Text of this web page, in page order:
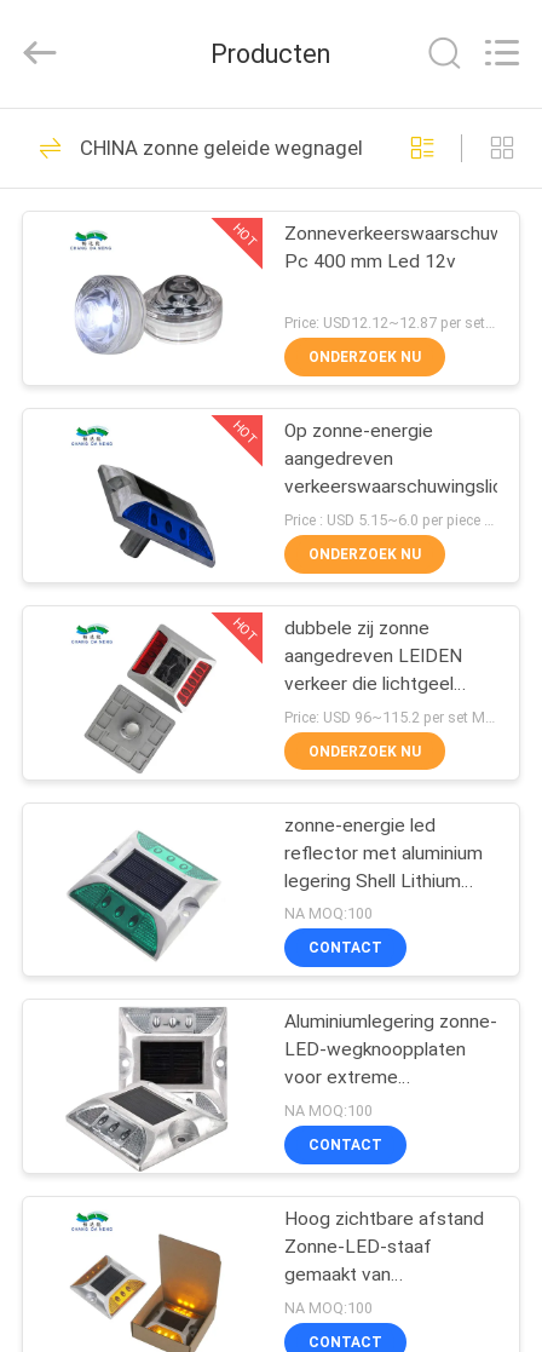
HUIS
PRODUCTEN
OVER
FABRIEKSRONDLEIDING
KWALITEITSCONTROLE
CONTACT
NIEUWS
GEVALLEN
OFFERTE
AANVRAGEN
ONLINE
SITEMAP
PRIVACYBELEID
Ltd..
Zonnewegnagels
336
zonne geleide
wegnagels
58
Zonnewegreflectoren
Zonnewegmaker
Solar Dock Light
209
Producten
CHINA zonne geleide wegnagels
HOT
Pc 400 mm Led 12v
Price: USD12.12~12.87 per set MOQ:100pcs
ONDERZOEK NU
HOT
Op zonne-energie
aangedreven
verkeerswaarschuwingslichten
ONDERZOEK NU
HOT
dubbele zij zonne
aangedreven LEIDEN
verkeer die lichtgeel
geleid opvlammend licht
waarschuwen
ONDERZOEK NU
zonne-energie led
reflector met aluminium
legering Shell Lithium
Battery Power 2pcs LED
Placement
NA MOQ:100
CONTACT
Aluminiumlegering zonne-
LED-wegknoopplaten
voor extreme
temperatuur
NA MOQ:100
CONTACT
Hoog zichtbare afstand
Zonne-LED-staaf
gemaakt van
aluminiumlegering voor
wegmarkering
NA MOQ:100
CONTACT